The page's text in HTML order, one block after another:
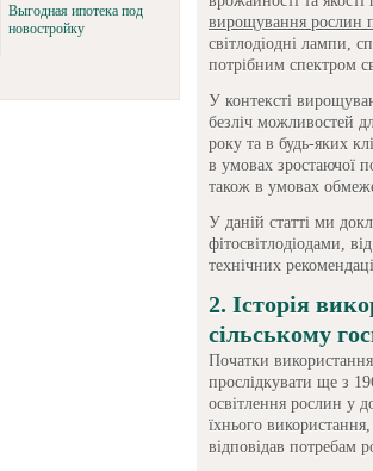
Выгодная ипотека под
новостройку
вирощування рослин
світлодіодні лампи,
потрібним спектром
У контексті
безліч можливостей
року та в будь-яких
в умовах зростаючої
також в умовах
У даній статті ми
фітосвітлодіодами,
технічних
2. Історія
сільському
Початки
прослідкувати ще з
освітлення рослин у
їхнього
відповідав потребам